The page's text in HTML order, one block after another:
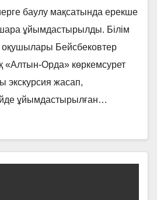
баулу мақсатында ерекше
ұйымдастырылды. Білім
оқушылары Бейсбековтер
«Алтын-Орда» көркемсурет
экскурсия жасап,
ұйымдастырылған…